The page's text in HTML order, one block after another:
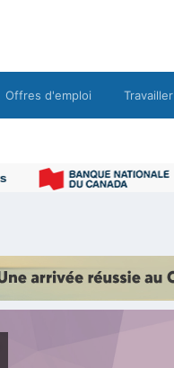
Offres d'emploi Travailler